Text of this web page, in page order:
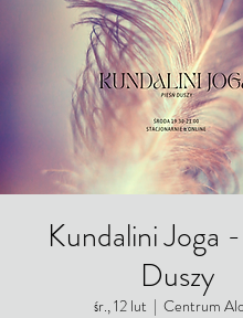
Kundalini Joga
Duszy
śr., 12 lut
  |
Centrum